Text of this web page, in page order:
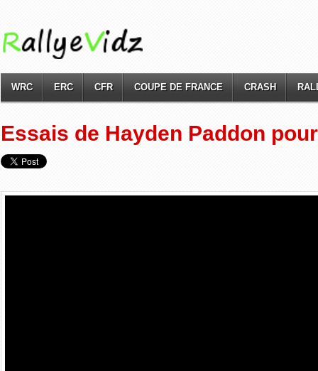
WRC ERC CFR COUPE DE FRANCE CRASH
Essais de Hayden Paddon